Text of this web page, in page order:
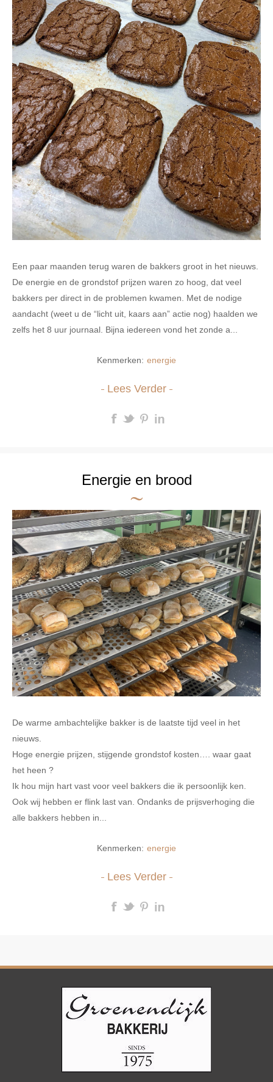
Een paar maanden terug waren de bakkers groot in het nieuws.
De energie en de grondstof prijzen waren zo hoog, dat veel
bakkers per direct in de problemen kwamen. Met de nodige
aandacht (weet u de “licht uit, kaars aan” actie nog) haalden we
zelfs het 8 uur journaal. Bijna iedereen vond het zonde a...
Kenmerken: energie
Lees Verder
Energie en brood
De warme ambachtelijke bakker is de laatste tijd veel in het
nieuws.
Hoge energie prijzen, stijgende grondstof kosten…. waar gaat
het heen ?
Ik hou mijn hart vast voor veel bakkers die ik persoonlijk ken.
Ook wij hebben er flink last van. Ondanks de prijsverhoging die
alle bakkers hebben in...
Kenmerken: energie
Lees Verder